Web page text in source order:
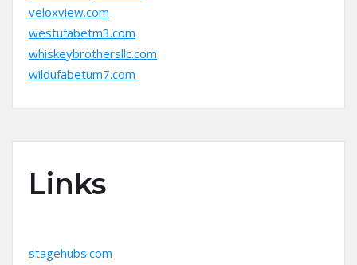
veloxview.com
westufabetm3.com
whiskeybrothersllc.com
wildufabetum7.com
Links
stagehubs.com